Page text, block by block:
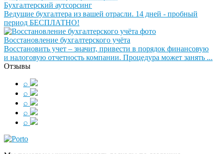
Бухгалтерский аутсорсинг
Ведущие бухгалтера из вашей отрасли. 14 дней - пробный
период БЕСПЛАТНО!
Восстановление бухгалтерского учёта
Восстановить учет – значит, привести в порядок финансовую
и налоговую отчетность компании. Процедура может занять ...
Отзывы
⌕
⌕
⌕
⌕
⌕